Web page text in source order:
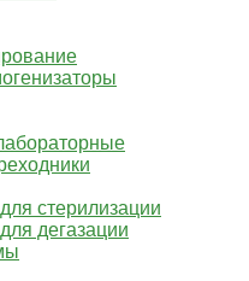
стерилизации
дегазации